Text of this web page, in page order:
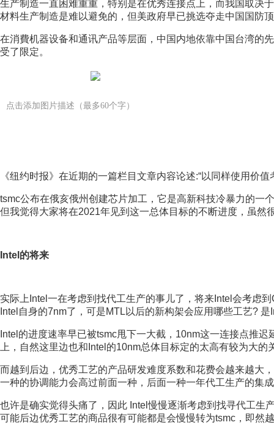
生产制造一直困难重重，特别是在优秀连接点上，而我国取决
材料生产制造是难以避免的，但美政府早已挑选夺走中国国防
在消費机器设备和通讯产品等层面，中国内地依靠中国台湾的
受了限定。
点击添加图片描述（最多60个字）
《纽约时报》在近期的一篇栏目文章内容论述:“以同样使用价
tsmc公布在俄亥俄州创建芯片加工，它是高新科技冷暴力的一
但我觉得大家将在2021年见到这一总体目标的不断进度，虽然
Intel的将来
实际上Intel一在考虑到找代工生产的事儿了，将来Intel会考虑
Intel自身的7nm了，可是MTL以后的新构架会应用哪些工艺?
Intel的进度速率早已被tsmc甩下一大截，10nm这一连接点推
上，自然这里边也和Intel的10nm总体目标定的太高有较为大
而越到后边，优秀工艺的产品研发难度系数和花费会越来越大
一种的协调能力会高过前面一种，后面一种一年代工生产的集
也许是确实觉得头痛了，因此 Intel慢慢逐渐考虑到找寻代工生
可能后边优秀工艺的商品很有可能都是会慢慢转为tsmc，即然